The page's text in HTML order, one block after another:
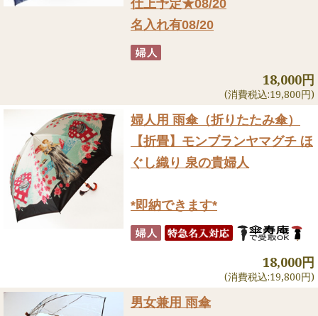
仕上予定★08/20
名入れ有08/20
18,000円
(消費税込:19,800円)
婦人用 雨傘（折りたたみ傘）
【折畳】モンブランヤマグチ ほ
ぐし織り 泉の貴婦人
*即納できます*
18,000円
(消費税込:19,800円)
男女兼用 雨傘